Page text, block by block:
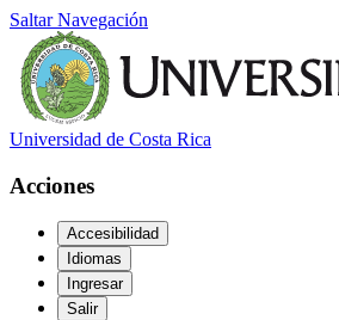
Saltar Navegación
Universidad de Costa Rica
Acciones
Accesibilidad
Idiomas
Ingresar
Salir